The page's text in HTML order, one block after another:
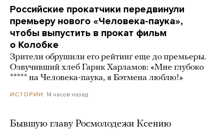
Российские прокатчики передвинули
премьеру нового «Человека-паука»,
чтобы выпустить в прокат фильм
о Колобке
Зрители обрушили его рейтинг еще до премьеры.
Озвучивший хлеб Гарик Харламов: «Мне глубоко
***** на Человека-паука, я Бэтмена люблю!»
ИСТОРИИ 14 часов назад
Бывшую главу Росмолодежи Ксению